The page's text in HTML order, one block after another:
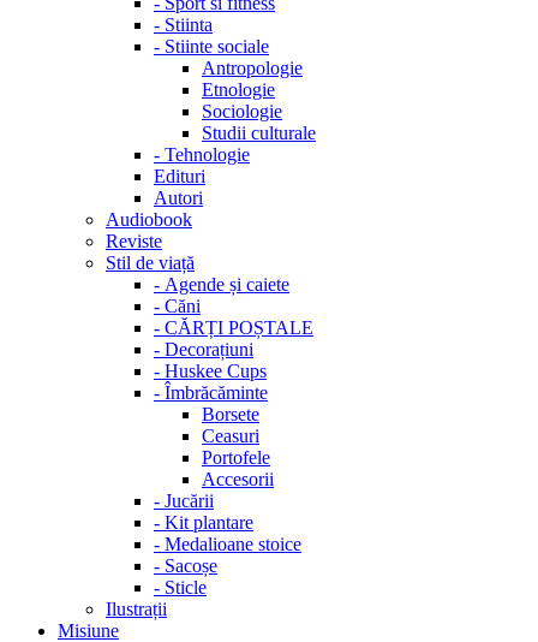
- Stiinta
- Stiinte sociale
Antropologie
Etnologie
Sociologie
Studii culturale
- Tehnologie
Edituri
Autori
Audiobook
Reviste
Stil de viață
- Agende și caiete
- Căni
- CĂRȚI POȘTALE
- Decorațiuni
- Huskee Cups
- Îmbrăcăminte
Borsete
Ceasuri
Portofele
Accesorii
- Jucării
- Kit plantare
- Medalioane stoice
- Sacoșe
- Sticle
Ilustrații
Misiune